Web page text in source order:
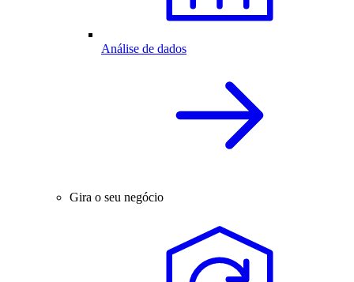
Análise de dados
Gira o seu negócio